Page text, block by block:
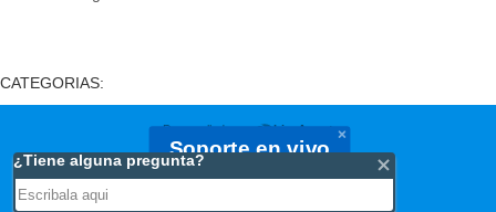
CATEGORIAS:
Desarrollado por LiveAgent
Soporte en vivo